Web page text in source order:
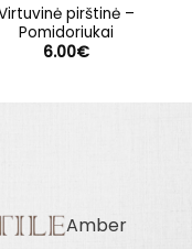
pirštinė –
Pomidoriukai
6.00€
Amber